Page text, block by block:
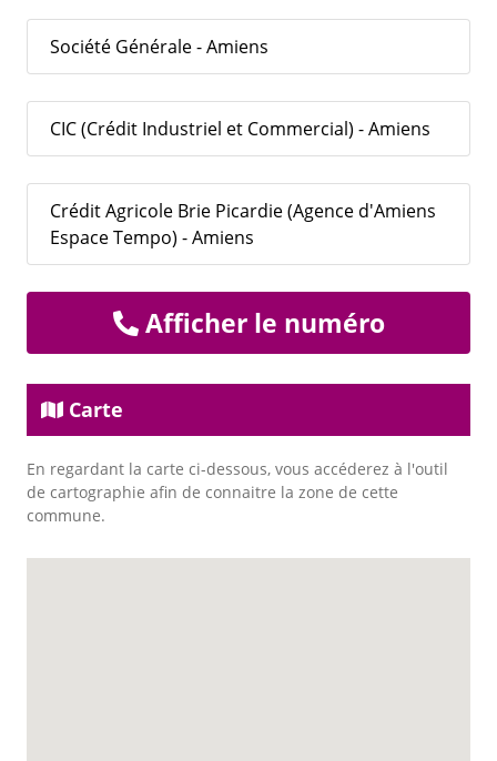
Société Générale - Amiens
CIC (Crédit Industriel et Commercial) - Amiens
Crédit Agricole Brie Picardie (Agence d'Amiens
Espace Tempo) - Amiens
Afficher le numéro
Carte
En regardant la carte ci-dessous, vous accéderez à l'outil
de cartographie afin de connaitre la zone de cette
commune.